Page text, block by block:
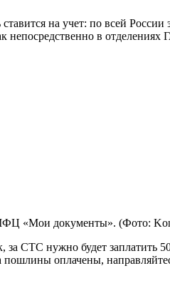
ставится на учет: по всей
в отделениях
«Мои документы». (Фото:
СТС нужно будет заплатить
оплачены,